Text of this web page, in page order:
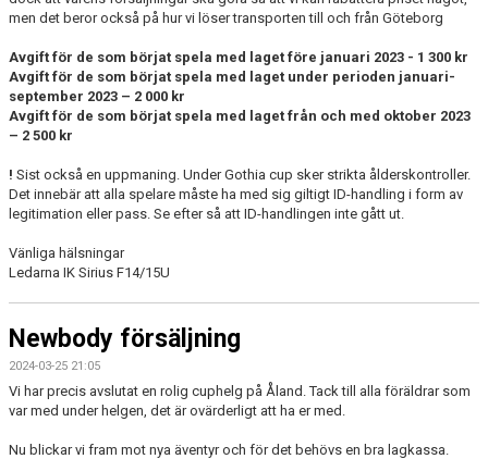
men det beror också på hur vi löser transporten till och från Göteborg
Avgift för de som börjat spela med laget före januari 2023 - 1 300 kr
Avgift för de som börjat spela med laget under perioden januari-
september 2023 – 2 000 kr
Avgift för de som börjat spela med laget från och med oktober 2023
– 2 500 kr
! Sist också en uppmaning. Under Gothia cup sker strikta ålderskontroller.
Det innebär att alla spelare måste ha med sig giltigt ID-handling i form av
legitimation eller pass. Se efter så att ID-handlingen inte gått ut.
Vänliga hälsningar
Ledarna IK Sirius F14/15U
Newbody försäljning
2024-03-25 21:05
Vi har precis avslutat en rolig cuphelg på Åland. Tack till alla föräldrar som
var med under helgen, det är ovärderligt att ha er med.
Nu blickar vi fram mot nya äventyr och för det behövs en bra lagkassa.